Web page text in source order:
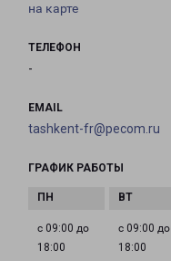
на карте
ТЕЛЕФОН
-
EMAIL
tashkent-fr@pecom.ru
ГРАФИК РАБОТЫ
с 09:00 до
18:00
с 09:00 до
18:00